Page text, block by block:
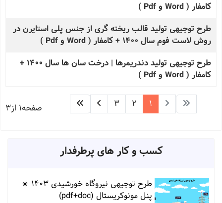
کامفار ( Word و Pdf )
طرح توجیهی تولید قالب ریخته گری از جنس پلی استایرن در
روش لاست فوم سال 1400 + کامفار ( Word و Pdf )
طرح توجیهی تولید دندریمرها | درخت سان ها سال 1400 +
کامفار ( Word و Pdf )
صفحه1 از3 1
2
3
کسب و کار های پرطرفدار
طرح توجیهی نیروگاه خورشیدی 1403 ☀️
پنل مونوکریستال (pdf+doc)